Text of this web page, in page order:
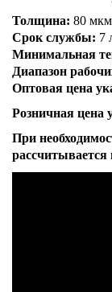
Толщина: 80 мкм
Срок службы: 7
Минимальная
Диапазон
Оптовая цена
Розничная цена
При
рассчитывается